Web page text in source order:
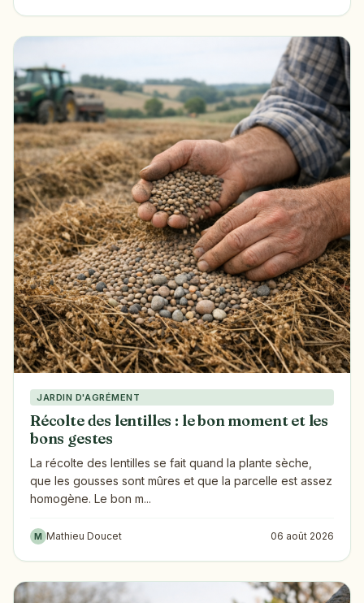
JARDIN D'AGRÉMENT
Récolte des lentilles : le bon moment et les
bons gestes
La récolte des lentilles se fait quand la plante sèche,
que les gousses sont mûres et que la parcelle est assez
homogène. Le bon m...
M Mathieu Doucet 06 août 2026